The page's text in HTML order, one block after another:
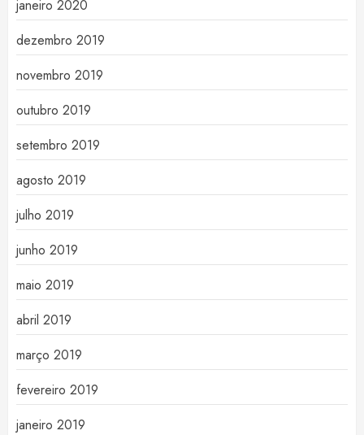
janeiro 2020
dezembro 2019
novembro 2019
outubro 2019
setembro 2019
agosto 2019
julho 2019
junho 2019
maio 2019
abril 2019
março 2019
fevereiro 2019
janeiro 2019